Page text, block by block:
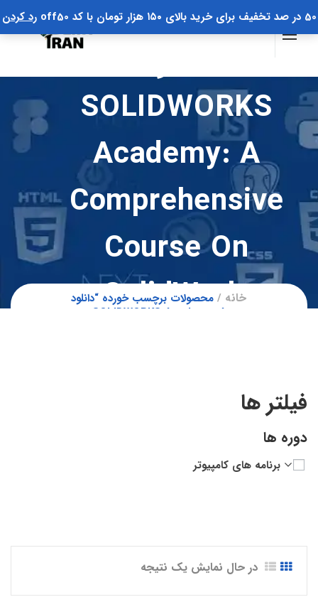
50 در صد تخفیف برای خرید بالای ۱۵۰ هزار تومان با کد off50 رد کردن
SOLIDWORKS
Academy: A
Comprehensive
Course On
SolidWorks.
خانه
محصولات برچسب خورده “دانلود
SOLIDWORKS Academy: A
در حال نمایش یک نتیجه
فیلتر ها
دوره ها
برنامه های کامپیوتر